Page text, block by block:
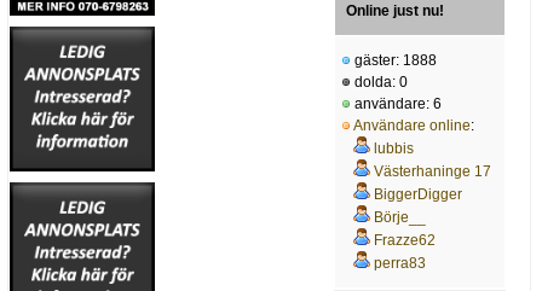
Online just nu!
gäster: 1888
dolda: 0
användare: 6
Användare online:
lubbis
Västerhaninge 17
BiggerDigger
Börje__
Frazze62
perra83